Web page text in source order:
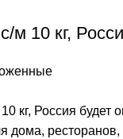
м 10 кг,
кг, Россия будет
дома, ресторанов,